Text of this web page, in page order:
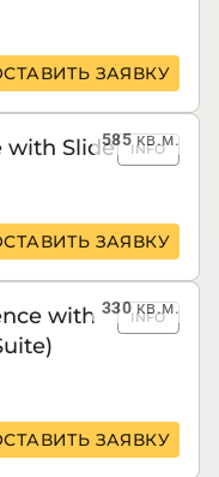
ЗАЯВКУ
585кв.м.
with Slide INFO
ЗАЯВКУ
330кв.м.
with
INFO
ЗАЯВКУ